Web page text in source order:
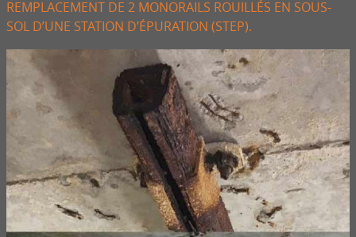
REMPLACEMENT DE 2 MONORAILS ROUILLÉS EN SOUS-
SOL D’UNE STATION D’ÉPURATION (STEP).